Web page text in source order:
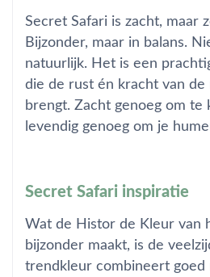
Secret Safari is zacht, maar
Bijzonder, maar in balans.
natuurlijk. Het is een
die de rust én kracht van de
brengt. Zacht genoeg om te
levendig genoeg om je
Secret Safari inspiratie
Wat de Histor de Kleur van
bijzonder maakt, is de
trendkleur combineert goed